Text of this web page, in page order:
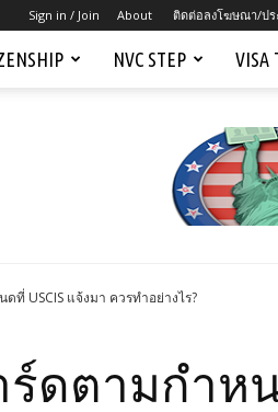
Sign in / Join About ติดต่อลงโฆษณา/ป
NVC STEP VISA
ที่ USCIS แจ้งมา ควรทำอย่างไร?
ดตามกำหน